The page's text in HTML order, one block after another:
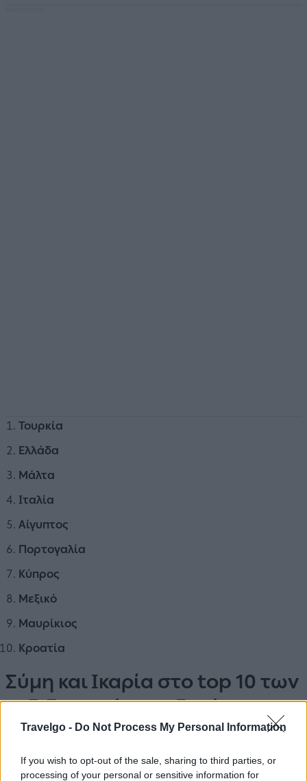
Travelgo - Do Not Process My Personal Information
If you wish to opt-out of the sale, sharing to third parties, or
processing of your personal or sensitive information for
Τουρκία
Ελλάδα
Μάλτα
Ιταλία
Αίγυπτος
Πορτογαλία
Κύπρος
Μεξικό
Μαυρίκιος
Κροατία
Σύμη και Ικαρία στο top 10 των
ταξιδιωτικών αναζητήσεων